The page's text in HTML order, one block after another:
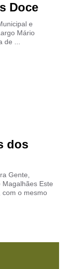
Doce
e
Mário
...
dos
Gente,
Magalhães Este
com o mesmo